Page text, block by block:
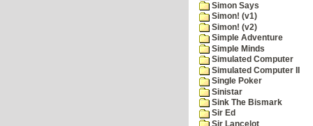
Simon Says
Simon! (v1)
Simon! (v2)
Simple Adventure
Simple Minds
Simulated Computer
Simulated Computer II
Single Poker
Sinistar
Sink The Bismark
Sir Ed
Sir Lancelot